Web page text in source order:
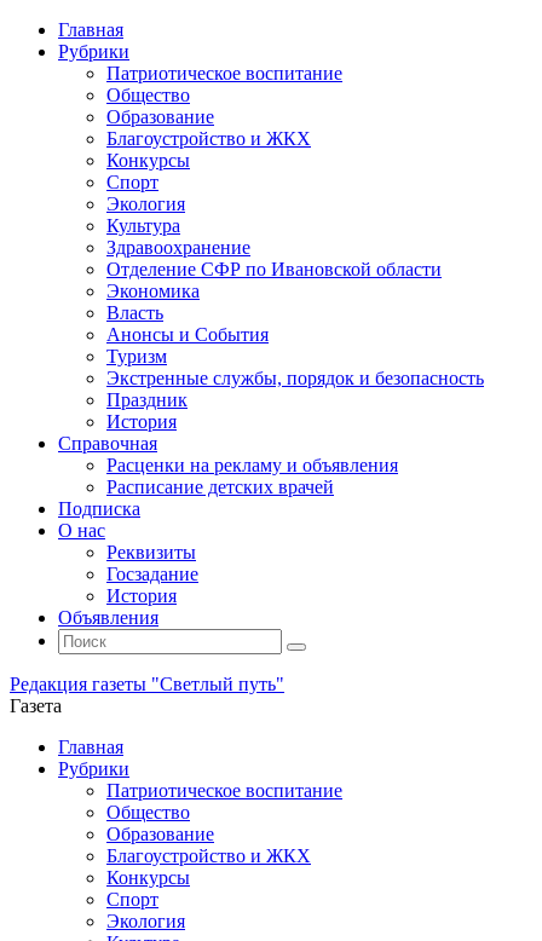
Главная
Рубрики
Патриотическое воспитание
Общество
Образование
Благоустройство и ЖКХ
Конкурсы
Спорт
Экология
Культура
Здравоохранение
Отделение СФР по Ивановской области
Экономика
Власть
Анонсы и События
Туризм
Экстренные службы, порядок и безопасность
Праздник
История
Справочная
Расценки на рекламу и объявления
Расписание детских врачей
Подписка
О нас
Реквизиты
Госзадание
История
Объявления
Поиск
Искать:
Поиск
Редакция газеты "Светлый путь"
Газета
Промотать
содержимому
Главная
Рубрики
Патриотическое воспитание
Общество
Образование
Благоустройство и ЖКХ
Конкурсы
Спорт
Экология